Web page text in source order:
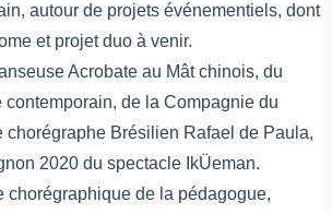
autour de projets événementiels, dont
et projet duo à venir.
Acrobate au Mât chinois, du
contemporain, de la Compagnie du
chorégraphe Brésilien Rafael de Paula,
2020 du spectacle IkÜeman.
chorégraphique de la pédagogue,